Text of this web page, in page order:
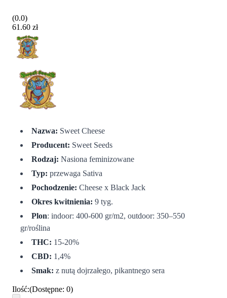
(0.0)
61.60 zł
Nazwa: Sweet Cheese
Producent: Sweet Seeds
Rodzaj: Nasiona feminizowane
Typ: przewaga Sativa
Pochodzenie: Cheese x Black Jack
Okres kwitnienia: 9 tyg.
Plon: indoor: 400-600 gr/m2, outdoor: 350–550
gr/roślina
THC: 15-20%
CBD: 1,4%
Smak: z nutą dojrzałego, pikantnego sera
Ilość:(Dostępne: 0)